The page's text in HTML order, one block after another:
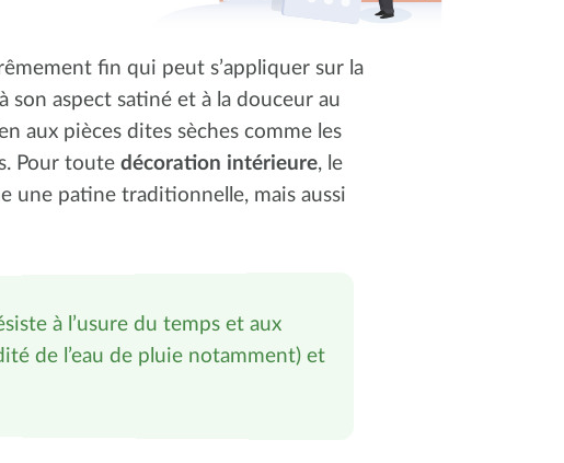
fin qui peut s’appliquer sur la
son aspect satiné et à la douceur au
aux pièces dites sèches comme les
Pour toute décoration intérieure, le
une patine traditionnelle, mais aussi
à l’usure du temps et aux
de l’eau de pluie notamment) et